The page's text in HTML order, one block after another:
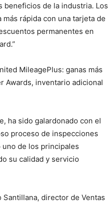
de la industria. Los
rápida con una tarjeta de
permanentes en
MileagePlus: ganas más
Awards, inventario adicional
ha sido galardonado con el
proceso de inspecciones
uno de los principales
su calidad y servicio
director de Ventas